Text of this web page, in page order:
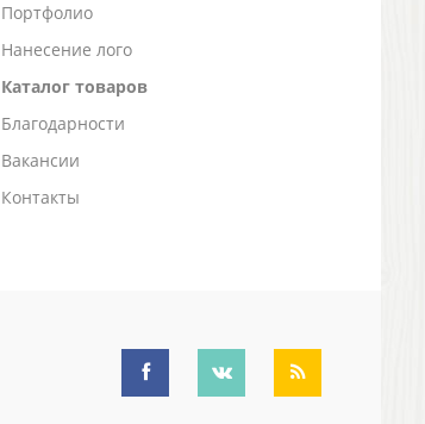
Портфолио
Нанесение лого
Каталог товаров
Благодарности
Вакансии
Контакты